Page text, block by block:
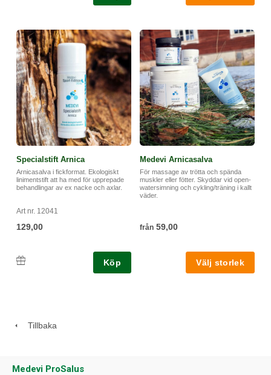
Specialstift Arnica
Arnicasalva i fickformat. Ekologiskt
linimentstift att ha med för upprepade
behandlingar av ex nacke och axlar.
Art nr. 12041
129,00
Köp
Medevi Arnicasalva
För massage av trötta och spända
muskler eller fötter. Skyddar vid open-
watersimning och cykling/träning i kallt
väder.
från 59,00
Tillbaka
Medevi ProSalus